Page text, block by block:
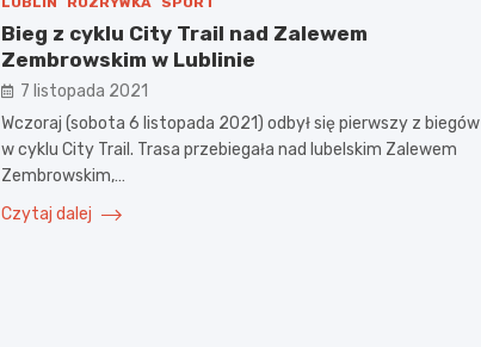
Bieg z cyklu City Trail nad Zalewem
Zembrowskim w Lublinie
7 listopada 2021
Wczoraj (sobota 6 listopada 2021) odbył się pierwszy z biegów
w cyklu City Trail. Trasa przebiegała nad lubelskim Zalewem
Zembrowskim,…
Czytaj dalej